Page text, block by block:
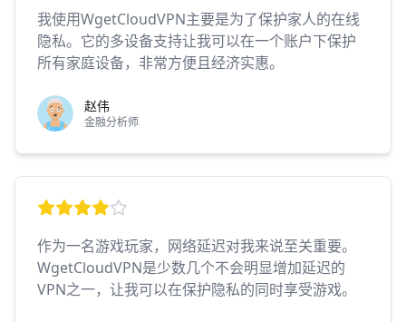
我使用WgetCloudVPN主要是为了保护家人的在线
隐私。它的多设备支持让我可以在一个账户下保护
所有家庭设备，非常方便且经济实惠。
赵伟
金融分析师
作为一名游戏玩家，网络延迟对我来说至关重要。
WgetCloudVPN是少数几个不会明显增加延迟的
VPN之一，让我可以在保护隐私的同时享受游戏。